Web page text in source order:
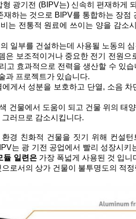
광기전 (BIPV는) 신속히 편재하게
하는 것으로 BIPV를 통합하는 장점
는 전통적 원료에 쓰이는 양을 감소
일부를 건설하는데 사용될 노동의
은 보조적이거나 중요한 전기 전원으
고 효과적으로 전력을 생산할 수 있
과 프로젝트가 있습니다.
게서 성분을 보호하고 단열, 소음
건물에서 도움이 되고 건물 위의 태
러므로 감소시킵니다.
경 친화적 건물을 짓기 위해 컨설
는 광 기전 공업에서 빨리 성장시키
듈 일련은가장 폭넓게 사용된 것 입니
로서의 상가 건물이 불투명도의 적